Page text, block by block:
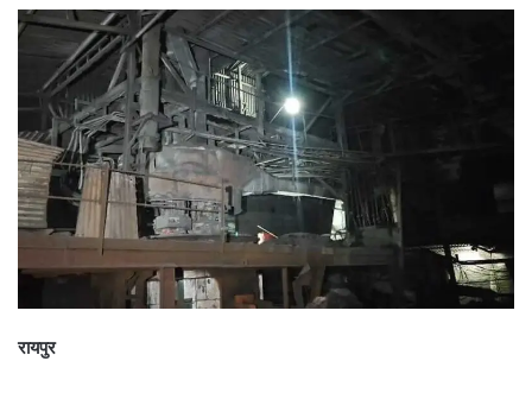
रायपुर